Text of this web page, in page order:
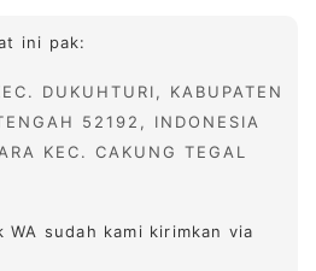
ini pak:
DUKUHTURI, KABUPATEN
52192, INDONESIA
KEC. CAKUNG TEGAL
WA sudah kami kirimkan via